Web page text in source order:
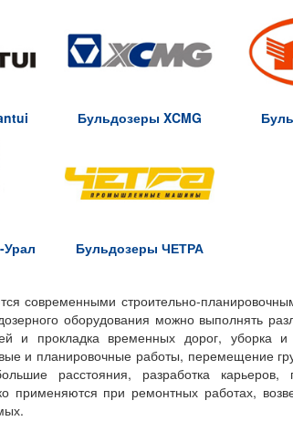
Бульдозеры XCMG
Бульдозеры ЧЕТРА
современными строительно-
оборудования можно выполнять
и прокладка временных дорог, уборка
и планировочные работы, перемещение
расстояния, разработка
применяются при ремонтных работах,